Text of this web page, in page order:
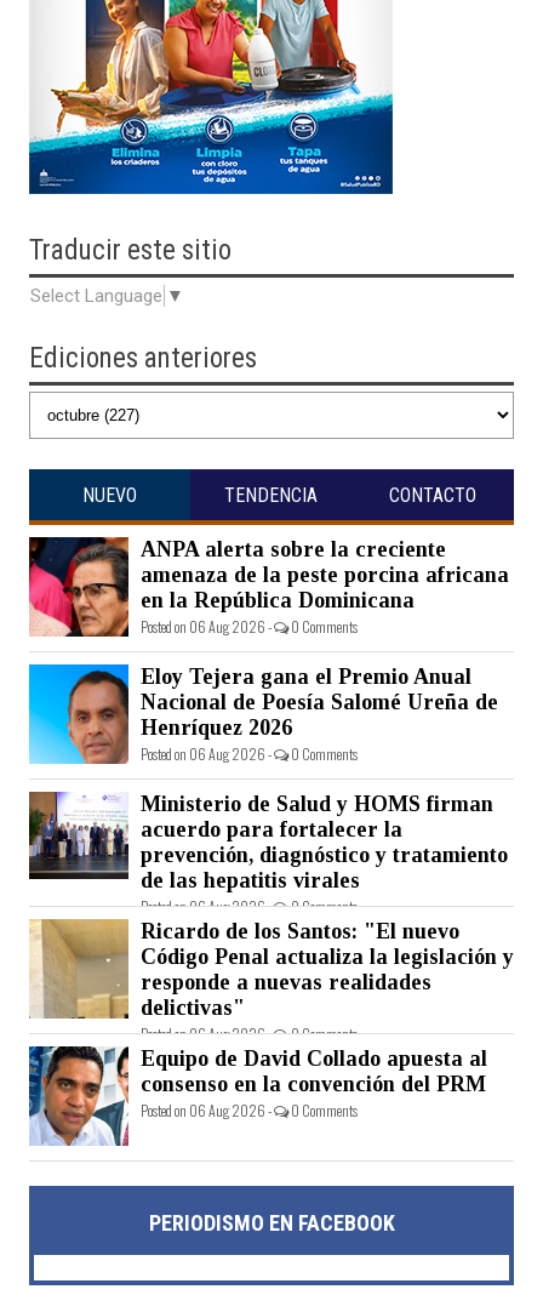
Traducir este sitio
Select Language ▼
Ediciones anteriores
NUEVO TENDENCIA CONTACTO
ANPA alerta sobre la creciente
amenaza de la peste porcina africana
en la República Dominicana
Posted on 06 Aug 2026 - 0 Comments
Eloy Tejera gana el Premio Anual
Nacional de Poesía Salomé Ureña de
Henríquez 2026
Posted on 06 Aug 2026 - 0 Comments
Ministerio de Salud y HOMS firman
acuerdo para fortalecer la
prevención, diagnóstico y tratamiento
de las hepatitis virales
Posted on 06 Aug 2026 - 0 Comments
Ricardo de los Santos: "El nuevo
Código Penal actualiza la legislación y
responde a nuevas realidades
delictivas"
Posted on 06 Aug 2026 - 0 Comments
Equipo de David Collado apuesta al
consenso en la convención del PRM
Posted on 06 Aug 2026 - 0 Comments
PERIODISMO EN FACEBOOK